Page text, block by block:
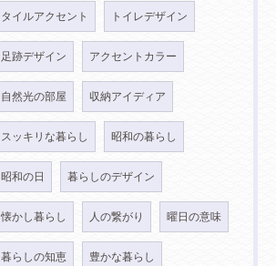
タイルアクセント トイレデザイン
足跡デザイン アクセントカラー
自然光の部屋 収納アイディア
スッキリな暮らし 昭和の暮らし
昭和の日 暮らしのデザイン
懐かし暮らし 人の繋がり 曜日の意味
暮らしの知恵 豊かな暮らし